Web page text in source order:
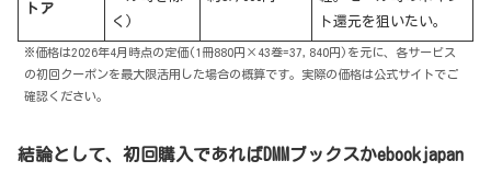
トア
く)
ト還元を狙いたい。
※価格は2026年4月時点の定価(1冊880円×43巻=37,840円)を元に、各サービス
の初回クーポンを最大限活用した場合の概算です。実際の価格は公式サイトでご
確認ください。
結論として、初回購入であればDMMブックスかebookjapan